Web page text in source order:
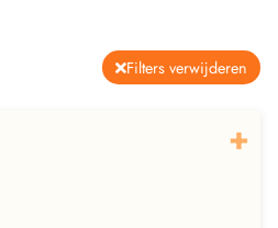
Filters verwijderen
+